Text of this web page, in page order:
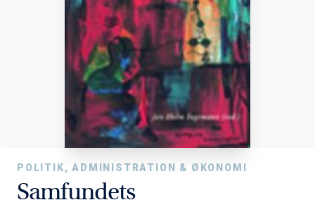
POLITIK, ADMINISTRATION & ØKONOMI
Samfundets